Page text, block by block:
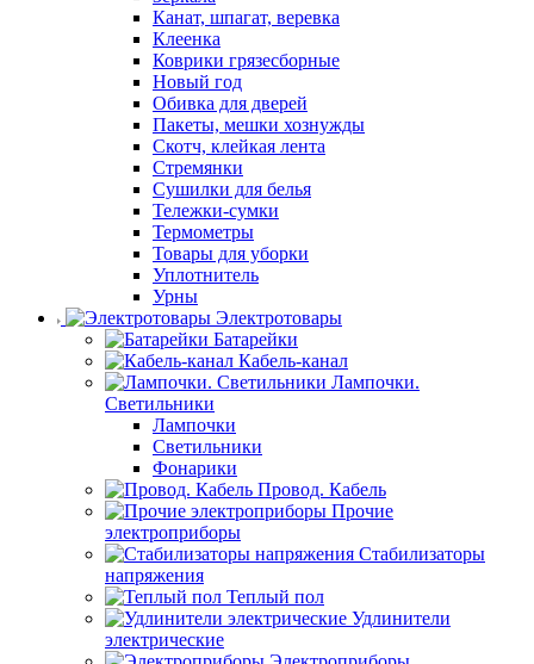
Канат, шпагат, веревка
Клеенка
Коврики грязесборные
Новый год
Обивка для дверей
Пакеты, мешки хознужды
Скотч, клейкая лента
Стремянки
Сушилки для белья
Тележки-сумки
Термометры
Товары для уборки
Уплотнитель
Урны
Электротовары
Батарейки
Кабель-канал
Лампочки.
Светильники
Лампочки
Светильники
Фонарики
Провод. Кабель
Прочие
электроприборы
Стабилизаторы
напряжения
Теплый пол
Удлинители
электрические